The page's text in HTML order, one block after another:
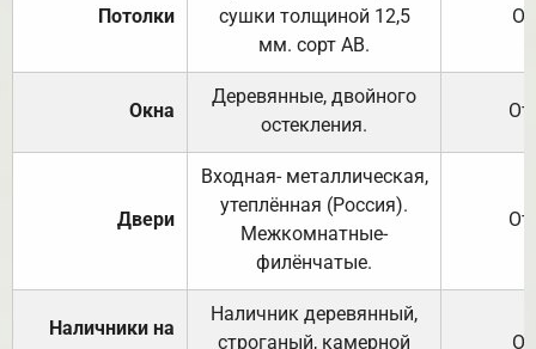
Потолки
сушки толщиной 12,5
мм. сорт АВ.
Окна
Деревянные, двойного
остекления.
Двери
Входная- металлическая,
утеплённая (Россия).
Межкомнатные-
филёнчатые.
Наличники на
Наличник деревянный,
строганый, камерной